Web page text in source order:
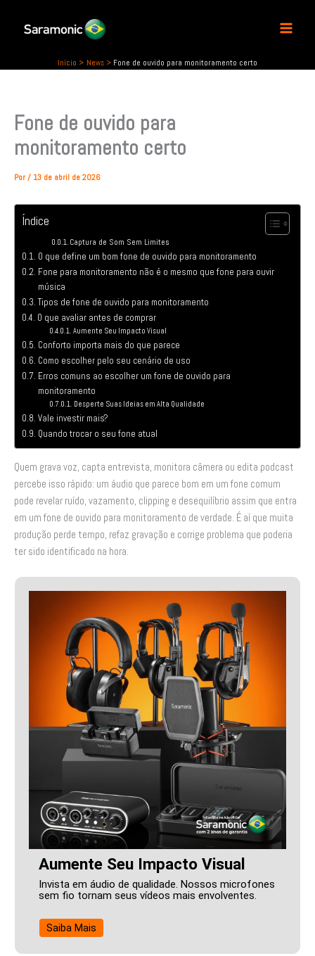
Início News Fone de ouvido para monitoramento certo
Fone de ouvido para
monitoramento certo
Por / 13 de abril de 2026
Índice
Captura de Som Sem Limites
O que define um bom fone de ouvido para monitoramento
Fone para monitoramento não é o mesmo que fone para ouvir
música
Tipos de fone de ouvido para monitoramento
O que avaliar antes de comprar
Aumente Seu Impacto Visual
Conforto importa mais do que parece
Como escolher pelo seu cenário de uso
Erros comuns ao escolher um fone de ouvido para
monitoramento
Desperte Suas Ideias em Alta Qualidade
Vale investir mais?
Quando trocar o seu fone atual
Quem grava voz, capta entrevista, monitora câmera ou edita podcast
percebe isso rápido: um áudio que parece bom em um fone comum
pode revelar ruído, vazamento, clipping e desequilíbrio assim que entra
em um fone de ouvido para monitoramento de verdade. É aí que muita
produção perde tempo, refaz gravação e corrige problema que poderia
ter sido identificado na hora.
Aumente Seu Impacto Visual
Invista em áudio de qualidade. Nossos microfones
sem fio tornam seus vídeos mais envolventes.
Saiba Mais
r